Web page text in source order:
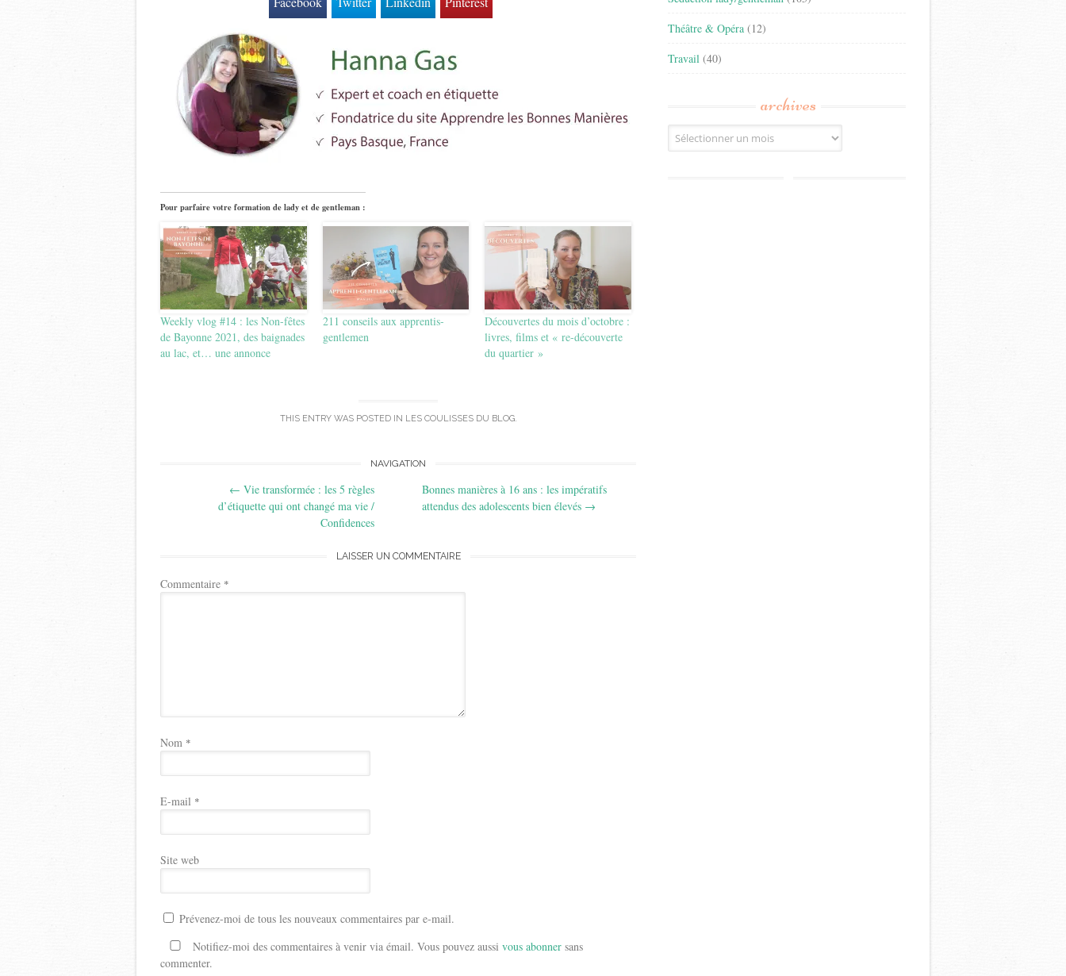
Pour parfaire votre formation de lady et de gentleman :
Weekly vlog #14 : les Non-fêtes
de Bayonne 2021, des baignades
au lac, et… une annonce
211 conseils aux apprentis-
gentlemen
Découvertes du mois d’octobre :
livres, films et « re-découverte
du quartier »
THIS ENTRY WAS POSTED IN LES COULISSES DU BLOG.
navigation
NAVIGATION
← Vie transformée : les 5 règles
d’étiquette qui ont changé ma vie /
Confidences
Bonnes manières à 16 ans : les impératifs
attendus des adolescents bien élevés →
LAISSER UN COMMENTAIRE
Commentaire *
Nom *
E-mail *
Site web
Prévenez-moi de tous les nouveaux commentaires par e-mail.
Notifiez-moi des commentaires à venir via émail. Vous pouvez aussi vous abonner sans
commenter.
Théâtre & Opéra (12)
Travail (40)
archives
Archives